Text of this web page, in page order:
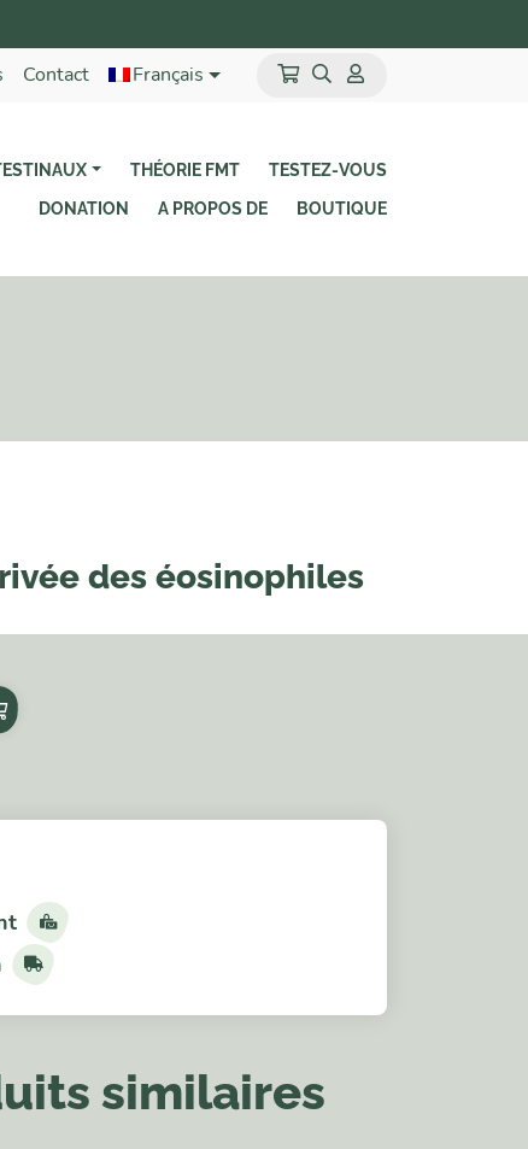
Contact Français
THÉORIE FMT
TESTEZ-VOUS
DONATION
A PROPOS DE BOUTIQUE
des éosinophiles
similaires